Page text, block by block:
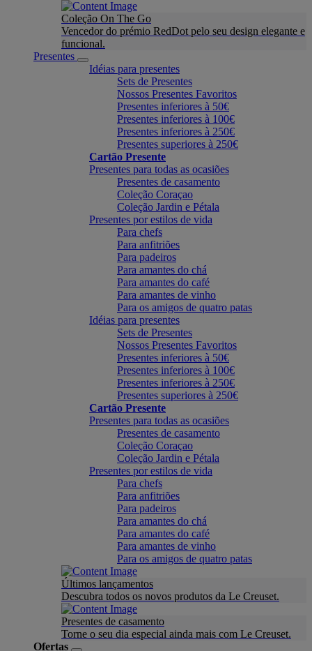
Coleção On The Go
Vencedor do prémio RedDot pelo seu design elegante e
funcional.
Presentes
Idéias para presentes
Sets de Presentes
Nossos Presentes Favoritos
Presentes inferiores à 50€
Presentes inferiores à 100€
Presentes inferiores à 250€
Presentes superiores à 250€
Cartão Presente
Presentes para todas as ocasiões
Presentes de casamento
Coleção Coraçao
Coleção Jardin e Pétala
Presentes por estilos de vida
Para chefs
Para anfitriões
Para padeiros
Para amantes do chá
Para amantes do café
Para amantes de vinho
Para os amigos de quatro patas
Idéias para presentes
Sets de Presentes
Nossos Presentes Favoritos
Presentes inferiores à 50€
Presentes inferiores à 100€
Presentes inferiores à 250€
Presentes superiores à 250€
Cartão Presente
Presentes para todas as ocasiões
Presentes de casamento
Coleção Coraçao
Coleção Jardin e Pétala
Presentes por estilos de vida
Para chefs
Para anfitriões
Para padeiros
Para amantes do chá
Para amantes do café
Para amantes de vinho
Para os amigos de quatro patas
Últimos lançamentos
Descubra todos os novos produtos da Le Creuset.
Presentes de casamento
Torne o seu dia especial ainda mais com Le Creuset.
Ofertas